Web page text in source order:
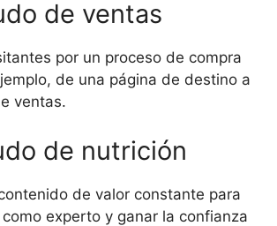
de ventas
por un proceso de compra
de una página de destino a
ventas.
de nutrición
de valor constante para
experto y ganar la confianza